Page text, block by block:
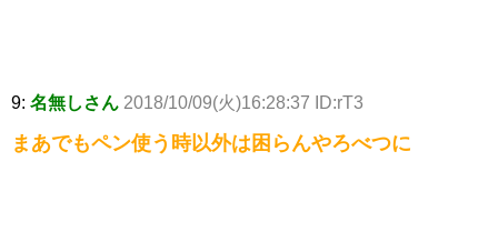
9: 名無しさん 2018/10/09(火)16:28:37 ID:rT3
まあでもペン使う時以外は困らんやろべつに